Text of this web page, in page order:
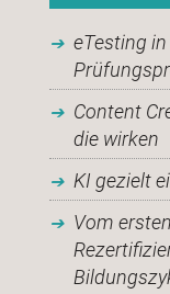
eTesting
Content
die wirken
KI gezielt
Vom